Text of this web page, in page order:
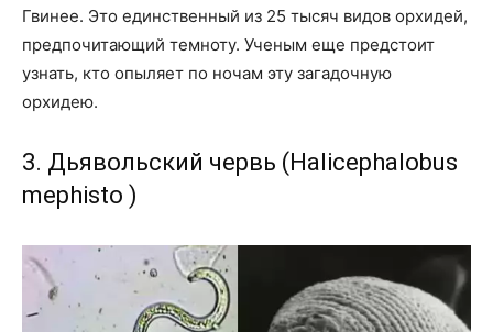
Гвинее. Это единственный из 25 тысяч видов орхидей,
предпочитающий темноту. Ученым еще предстоит
узнать, кто опыляет по ночам эту загадочную
орхидею.
3. Дьявольский червь (Halicephalobus
mephisto )